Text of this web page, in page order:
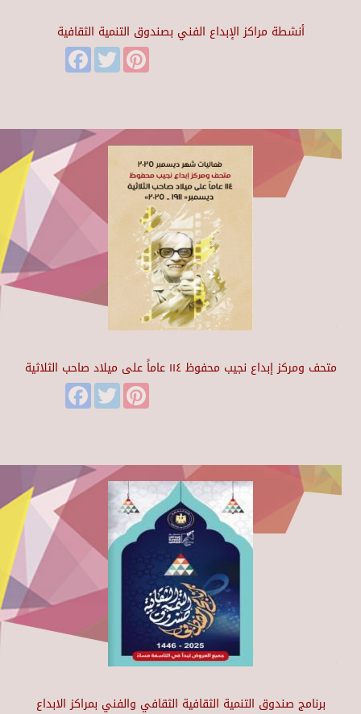
أنشطة مراكز الإبداع الفني بصندوق التنمية الثقافية
FacebookTwitter
متحف ومركز إبداع نجيب محفوظ ١١٤ عاماً على ميلاد صاحب الثلاثية
FacebookTwitter
برنامج صندوق التنمية الثقافية الثقافي والفني بمراكز الابداع